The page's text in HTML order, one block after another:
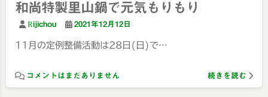
和尚特製里山鍋で元気もりもり
Rijichou 2021年12月12日
11月の定例整備活動は28日(日)で…
コメントはまだありません 続きを読む